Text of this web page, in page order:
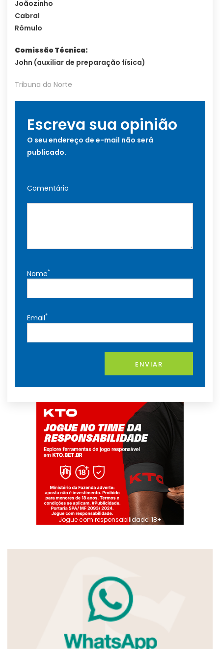
Joãozinho
Cabral
Rômulo
Comissão Técnica:
John (auxiliar de preparação física)
Tribuna do Norte
Escreva sua opinião
O seu endereço de e-mail não será
publicado.
Comentário
Nome*
Email*
ENVIAR
Jogue com responsabilidade. 18+